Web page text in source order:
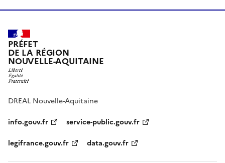
PRÉFET
DE LA RÉGION
NOUVELLE-AQUITAINE
DREAL Nouvelle-Aquitaine
info.gouv.fr
service-public.gouv.fr
legifrance.gouv.fr
data.gouv.fr